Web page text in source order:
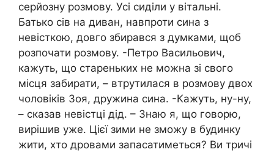
серйозну розмову. Усі сиділи у вітальні.
Батько сів на диван, навпроти сина з
невісткою, довго збирався з думками, щоб
розпочати розмову. -Петро Васильович,
кажуть, що стареньких не можна зі свого
місця забирати, – втрутилася в розмову двох
чоловіків Зоя, дружина сина. -Кажуть, ну-ну,
– сказав невістці дід. – Знаю я, що говорю,
вирішив уже. Цієї зими не зможу в будинку
жити, хто дровами запасатиметься? Ви тричі